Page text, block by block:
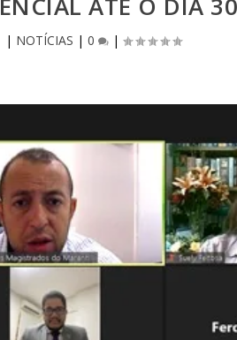
| NOTÍCIAS | 0 |